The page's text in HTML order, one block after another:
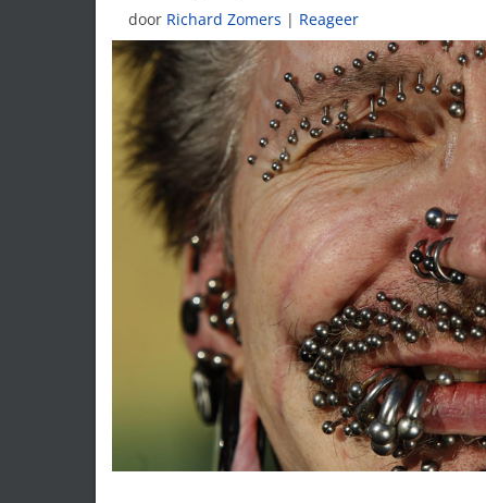
door Richard Zomers | Reageer